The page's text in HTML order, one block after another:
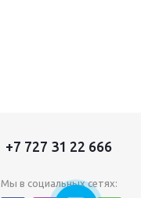
+7 727 31 22 666
Мы в социальных сетях: